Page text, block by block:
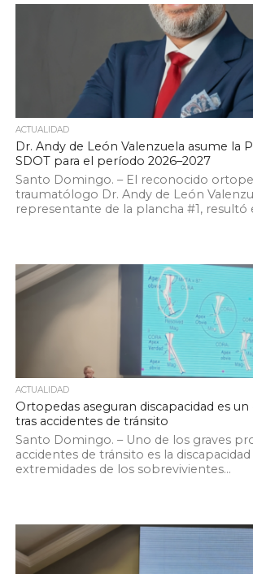
ACTUALIDAD
Dr. Andy de León Valenzuela asume la
SDOT para el período 2026–2027
Santo Domingo. – El reconocido
traumatólogo Dr. Andy de León
representante de la plancha #1, resultó
ACTUALIDAD
Ortopedas aseguran discapacidad es
tras accidentes de tránsito
Santo Domingo. – Uno de los graves
accidentes de tránsito es la
extremidades de los sobrevivientes...